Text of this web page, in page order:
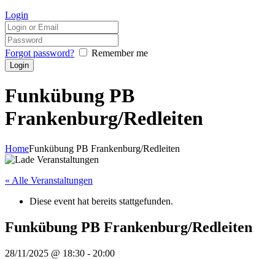
Login
Forgot password? Remember me
Funkübung PB
Frankenburg/Redleiten
HomeFunkübung PB Frankenburg/Redleiten
« Alle Veranstaltungen
Diese event hat bereits stattgefunden.
Funkübung PB Frankenburg/Redleiten
28/11/2025 @ 18:30 - 20:00